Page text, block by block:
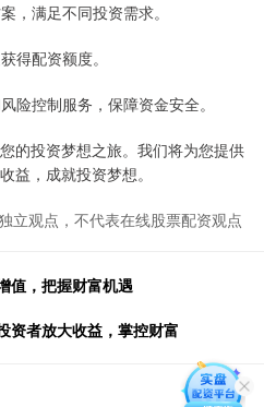
，满足不同投资需求。
得配资额度。
险控制服务，保障资金安全。
的投资梦想之旅。我们将为您提供
益，成就投资梦想。
立观点，不代表在线股票配资观点
值，把握财富机遇
资者放大收益，掌控财富